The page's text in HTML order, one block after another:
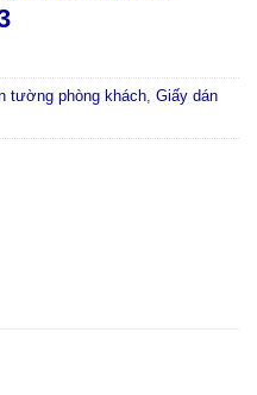
tường phòng khách Giấy dán